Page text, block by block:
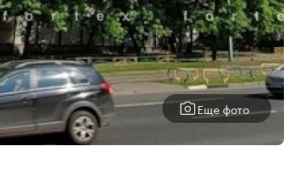
Еще фото